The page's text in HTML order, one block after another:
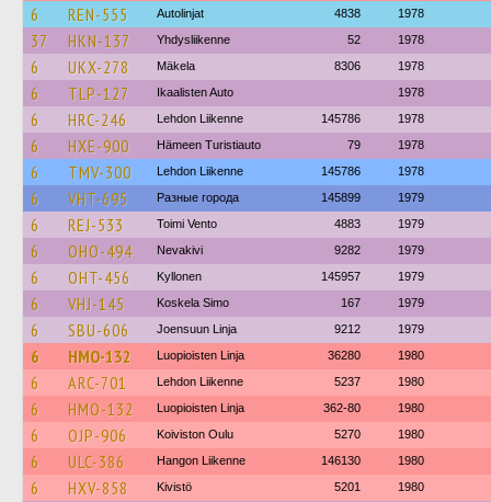
6 REN-555 Autolinjat 4838 1978
37 HKN-137 Yhdysliikenne 52 1978
6 UKX-278 Mäkela 8306 1978
6 TLP-127 Ikaalisten Auto 1978
6 HRC-246 Lehdon Liikenne 145786 1978
6 HXE-900 Hämeen Turistiauto 79 1978
6 TMV-300 Lehdon Liikenne 145786 1978
6 VHT-695 Разные города 145899 1979
6 REJ-533 Toimi Vento 4883 1979
6 OHO-494 Nevakivi 9282 1979
6 OHT-456 Kyllonen 145957 1979
6 VHJ-145 Koskela Simo 167 1979
6 SBU-606 Joensuun Linja 9212 1979
6 HMO-132 Luopioisten Linja 36280 1980
6 ARC-701 Lehdon Liikenne 5237 1980
6 HMO-132 Luopioisten Linja 362-80 1980
6 OJP-906 Koiviston Oulu 5270 1980
6 ULC-386 Hangon Liikenne 146130 1980
6 HXV-858 Kivistö 5201 1980